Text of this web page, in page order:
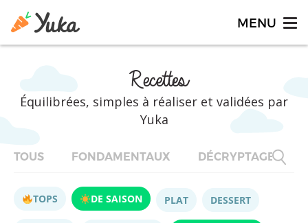
Recettes
Équilibrées, simples à réaliser et validées par
Yuka
TOUS FONDAMENTAUX DÉCRYPTAGES
TOPS DE SAISON PLAT DESSERT